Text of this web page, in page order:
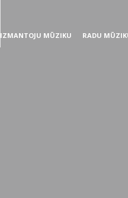
IZMANTOJU MŪZIKU RADU